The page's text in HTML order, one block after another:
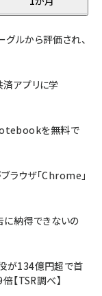
ルから評価され、
アプリに学
を無料で
ラウザ「Chrome」
に納得できないの
が134億円超で首
【TSR調べ】